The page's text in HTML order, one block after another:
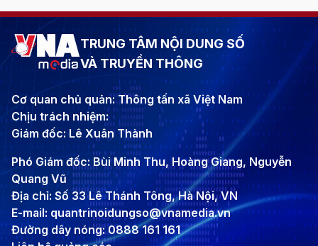
TRUNG TÂM NỘI DUNG SỐ
VÀ TRUYỀN THÔNG
Cơ quan chủ quản: Thông tấn xã Việt Nam
Chịu trách nhiệm:
Giám đốc: Lê Xuân Thành
Phó Giám đốc: Bùi Minh Thu, Hoàng Giang, Nguyễn
Quang Vũ
Địa chỉ: Số 33 Lê Thánh Tông, Hà Nội, VN
E-mail: quantrinoidungso@vnamedia.vn
Đường dây nóng: 0888 161 161